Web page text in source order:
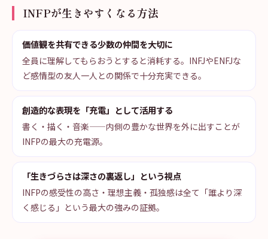
INFPが生きやすくなる方法
価値観を共有できる少数の仲間を大切に
全員に理解してもらおうとすると消耗する。INFJやENFJな
ど感情型の友人一人との関係で十分充実できる。
創造的な表現を「充電」として活用する
書く・描く・音楽——内側の豊かな世界を外に出すことが
INFPの最大の充電源。
「生きづらさは深さの裏返し」という視点
INFPの感受性の高さ・理想主義・孤独感は全て「誰より深
く感じる」という最大の強みの証拠。